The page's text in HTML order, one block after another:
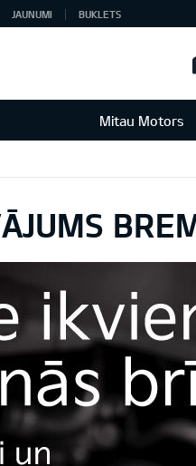
JAUNUMI BUKLETS
Mitau Motors